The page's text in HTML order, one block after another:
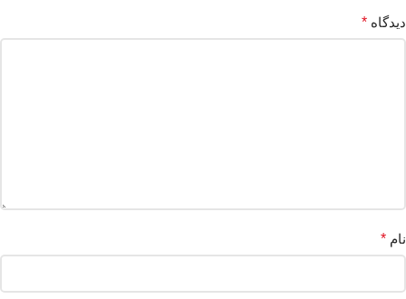
دیدگاه *
نام *